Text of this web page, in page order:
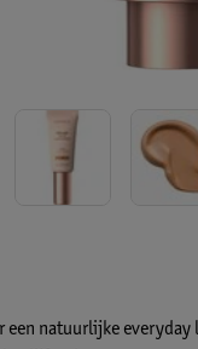
natuurlijke